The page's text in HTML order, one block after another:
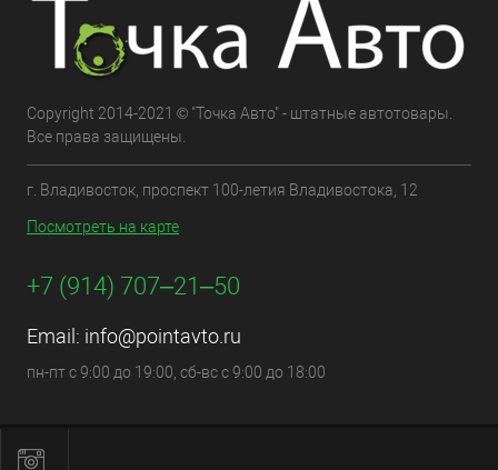
Copyright 2014-2021 © "Точка Авто" - штатные автотовары.
Все права защищены.
г. Владивосток, проспект 100-летия Владивостока, 12
Посмотреть на карте
+7 (914) 707‒21‒50
Email: info@pointavto.ru
пн-пт с 9:00 до 19:00, сб-вс с 9:00 до 18:00